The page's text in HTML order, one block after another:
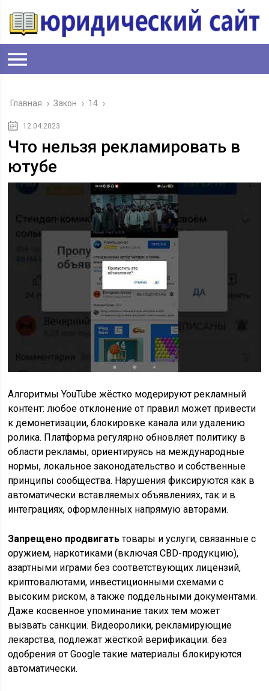
Главная › Закон › 14 ›
12.04.2023
Что нельзя рекламировать в
ютубе
Алгоритмы YouTube жёстко модерируют рекламный
контент: любое отклонение от правил может привести
к демонетизации, блокировке канала или удалению
ролика. Платформа регулярно обновляет политику в
области рекламы, ориентируясь на международные
нормы, локальное законодательство и собственные
принципы сообщества. Нарушения фиксируются как в
автоматически вставляемых объявлениях, так и в
интеграциях, оформленных напрямую авторами.
Запрещено продвигатьтовары и услуги, связанные с
оружием, наркотиками (включая CBD-продукцию),
азартными играми без соответствующих лицензий,
криптовалютами, инвестиционными схемами с
высоким риском, а также поддельными документами.
Даже косвенное упоминание таких тем может
вызвать санкции. Видеоролики, рекламирующие
лекарства, подлежат жёсткой верификации: без
одобрения от Google такие материалы блокируются
автоматически.